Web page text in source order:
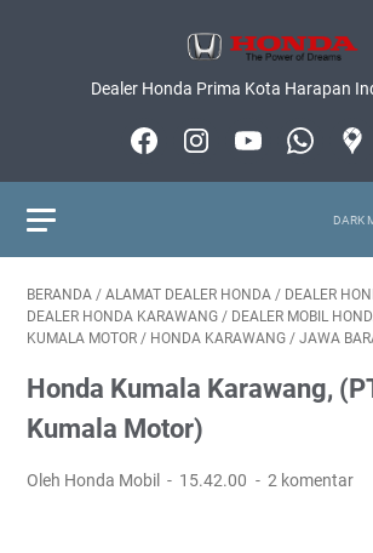
Dealer Honda Prima Kota Harapan
BERANDA / ALAMAT DEALER HONDA / DEALER
DEALER HONDA KARAWANG / DEALER MOBIL
KUMALA MOTOR / HONDA KARAWANG / JAWA
Honda Kumala Karawang,
Kumala Motor)
Oleh Honda Mobil 15.42.00 2 komentar